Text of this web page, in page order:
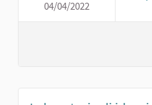
04/04/2022